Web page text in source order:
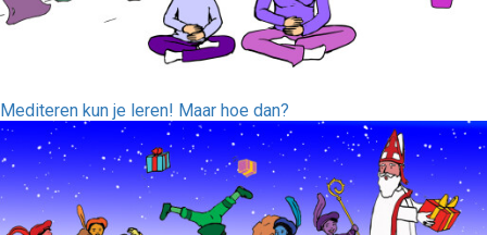
Mediteren kun je leren! Maar hoe dan?